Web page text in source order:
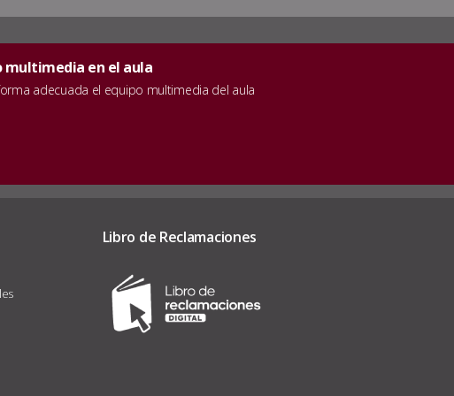
multimedia en el aula
adecuada el equipo multimedia del aula
Libro de Reclamaciones